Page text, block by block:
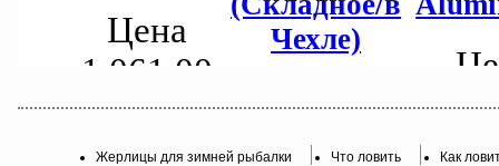
Жерлицы для зимней рыбалки Что ловить Как